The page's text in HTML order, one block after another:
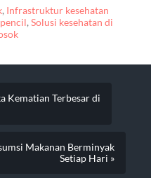
, Infrastruktur kesehatan
, Solusi kesehatan di
Kematian Terbesar di
Makanan Berminyak
Setiap Hari »